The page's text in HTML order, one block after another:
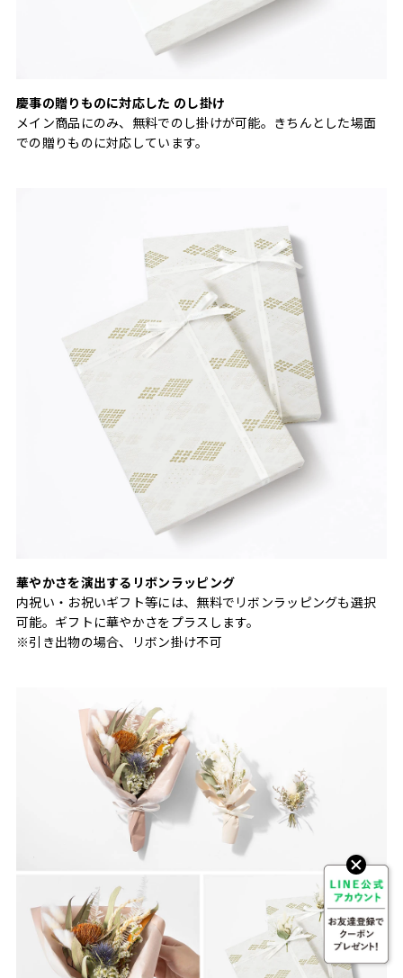
慶事の贈りものに対応した のし掛け
メイン商品にのみ、無料でのし掛けが可能。きちんとした場面
での贈りものに対応しています。
華やかさを演出するリボンラッピング
内祝い・お祝いギフト等には、無料でリボンラッピングも選択
可能。ギフトに華やかさをプラスします。
※引き出物の場合、リボン掛け不可